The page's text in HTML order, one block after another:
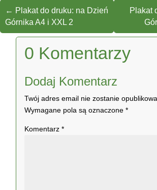
← Plakat do druku: na Dzień
Górnika A4 i XXL 2
Plakat
0 Komentarzy
Dodaj Komentarz
Twój adres email nie zostanie
Wymagane pola są oznaczone*
Komentarz*